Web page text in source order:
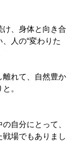
、身体と向き合
人の“変わりた
離れて、自然豊か
。
自分にとって、
場でもありまし